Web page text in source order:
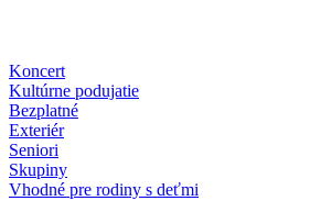
Koncert
Kultúrne podujatie
Bezplatné
Exteriér
Seniori
Skupiny
Vhodné pre rodiny s deťmi